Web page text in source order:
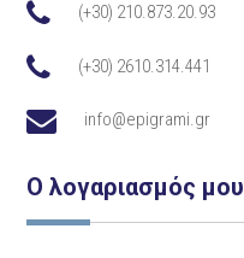
(+30) 210.873.20.93
(+30) 2610.314.441
info@epigrami.gr
Ο λογαριασμός μου